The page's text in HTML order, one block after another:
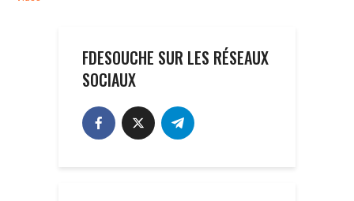
FDESOUCHE SUR LES RÉSEAUX
SOCIAUX